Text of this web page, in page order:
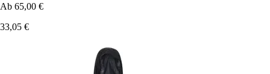
Ab 65,00 €
33,05 €